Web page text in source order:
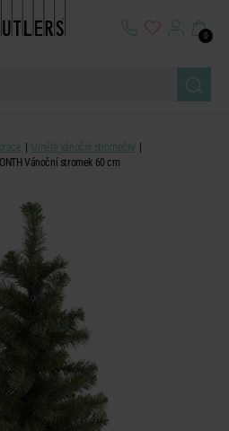
0
Umělé vánoční stromečky
Vánoční stromek 60 cm